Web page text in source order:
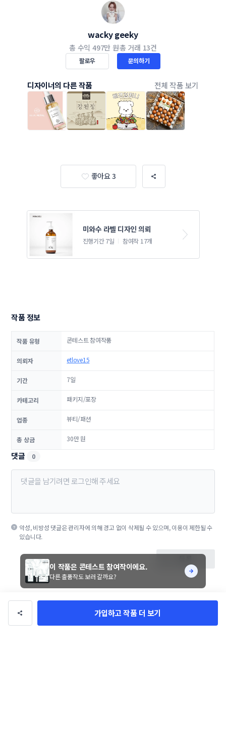
wacky geeky
총 수익 497만 원총 거래 13건
팔로우 문의하기
디자이너의 다른 작품 전체 작품 보기
좋아요 3
미와수 라벨 디자인 의뢰
진행기간 7일 참여작 17개
작품 정보
작품 유형 콘테스트 참여작품
의뢰자 etlove15
기간 7일
카테고리 패키지/포장
업종 뷰티/패션
총 상금 30만 원
댓글 0
악성, 비방성 댓글은 관리자에 의해 경고 없이 삭제될 수 있으며, 이용이 제한될 수
있습니다.
가입하고 작품 더 보기
이 작품은 콘테스트 참여작이에요.
다른 출품작도 보러 갈까요?